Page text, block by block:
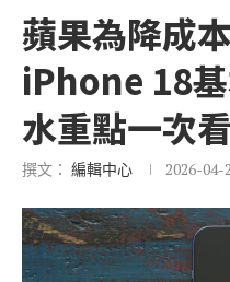
蘋果為降成
iPhone 18
水重點一次看
撰文： 編輯中心 2026-04-